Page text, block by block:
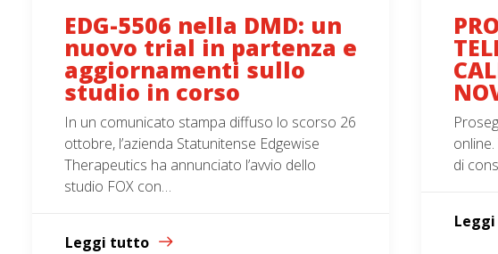
EDG-5506 nella DMD: un
nuovo trial in partenza e
aggiornamenti sullo
studio in corso
In un comunicato stampa diffuso lo scorso 26
ottobre, l’azienda Statunitense Edgewise
Therapeutics ha annunciato l’avvio dello
studio FOX con…
Leggi tutto
di